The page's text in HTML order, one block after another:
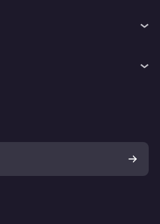
Dein Widerrufsrecht